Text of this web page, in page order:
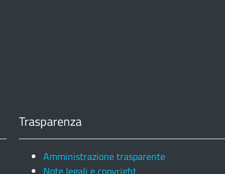
Trasparenza
Amministrazione trasparente
Note legali e copyright